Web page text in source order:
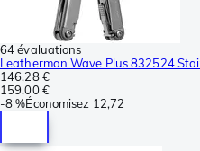
64 évaluations
Leatherman Wave Plus 832524
146,28 €
159,00 €
-8 %Économisez 12,72